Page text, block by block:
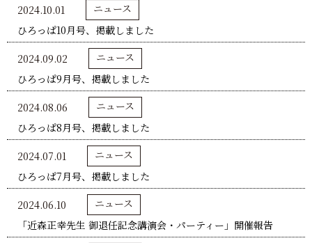
2024.10.01
ニュース
ひろっぱ10月号、掲載しました
2024.09.02
ニュース
ひろっぱ9月号、掲載しました
2024.08.06
ニュース
ひろっぱ8月号、掲載しました
2024.07.01
ニュース
ひろっぱ7月号、掲載しました
2024.06.10
ニュース
「近森正幸先生 御退任記念講演会・パーティー」開催報告